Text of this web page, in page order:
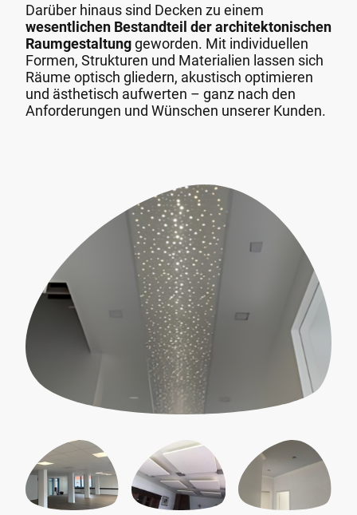
Darüber hinaus sind Decken zu einem
wesentlichen Bestandteil der architektonischen
Raumgestaltunggeworden. Mit individuellen
Formen, Strukturen und Materialien lassen sich
Räume optisch gliedern, akustisch optimieren
und ästhetisch aufwerten – ganz nach den
Anforderungen und Wünschen unserer Kunden.